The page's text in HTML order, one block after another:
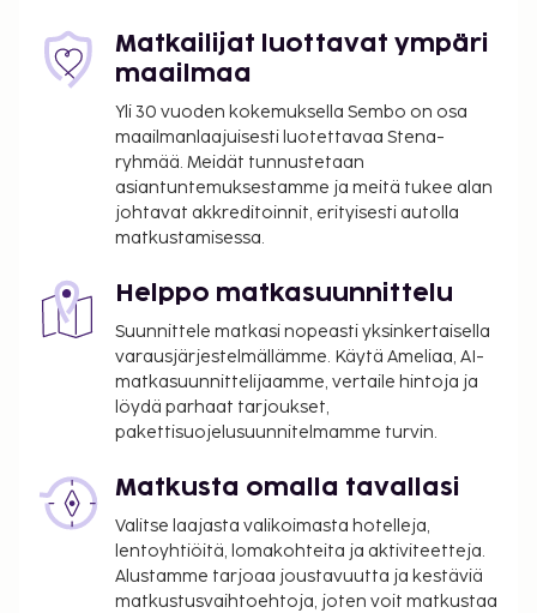
Matkailijat luottavat ympäri
maailmaa
Yli 30 vuoden kokemuksella Sembo on osa
maailmanlaajuisesti luotettavaa Stena-
ryhmää. Meidät tunnustetaan
asiantuntemuksestamme ja meitä tukee alan
johtavat akkreditoinnit, erityisesti autolla
matkustamisessa.
Helppo matkasuunnittelu
Suunnittele matkasi nopeasti yksinkertaisella
varausjärjestelmällämme. Käytä Ameliaa, AI-
matkasuunnittelijaamme, vertaile hintoja ja
löydä parhaat tarjoukset,
pakettisuojelusuunnitelmamme turvin.
Matkusta omalla tavallasi
Valitse laajasta valikoimasta hotelleja,
lentoyhtiöitä, lomakohteita ja aktiviteetteja.
Alustamme tarjoaa joustavuutta ja kestäviä
matkustusvaihtoehtoja, joten voit matkustaa